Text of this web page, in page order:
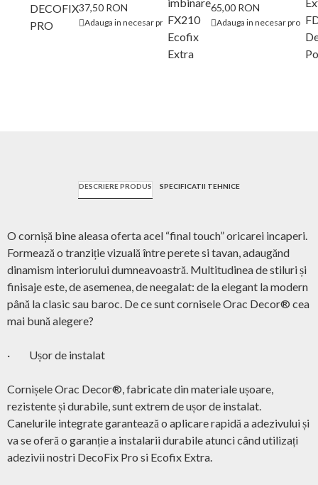
37,50 RON
Adauga in necesar proiect
65,00 RON
Adauga in necesar proiect
DESCRIERE PRODUS SPECIFICATII TEHNICE
O cornișă bine aleasa oferta acel “final touch” oricarei incaperi.
Formează o tranziție vizuală între perete si tavan, adaugănd
dinamism interiorului dumneavoastră. Multitudinea de stiluri și
finisaje este, de asemenea, de neegalat: de la elegant la modern
până la clasic sau baroc. De ce sunt cornisele Orac Decor® cea
mai bună alegere?
· Ușor de instalat
Cornișele Orac Decor®, fabricate din materiale ușoare,
rezistente și durabile, sunt extrem de ușor de instalat.
Canelurile integrate garantează o aplicare rapidă a adezivului și
va se oferă o garanție a instalarii durabile atunci când utilizați
adezivii nostri DecoFix Pro si Ecofix Extra.